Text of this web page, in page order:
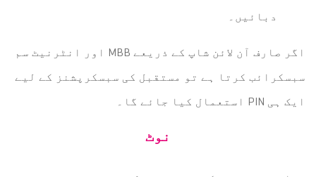
دبائیں۔
اگر صارف آن لائن شاپ کے ذریعے MBB اور انٹرنیٹ سم
سبسکرائب کرتا ہے تو مستقبل کی سبسکرپشنز کے لیے
ایک ہی PIN استعمال کیا جائے گا۔
نوٹ